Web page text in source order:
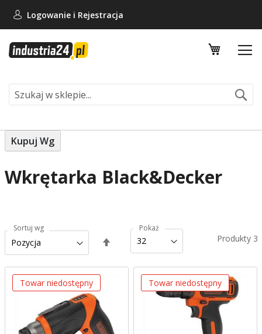
Logowanie i Rejestracja
Mój
Wkrętarka Black&Decker
Produkty 3
Sortuj wg
kierunek
malejący
Pokaż
Towar niedostępny Towar niedostępny
Kupuj Wg